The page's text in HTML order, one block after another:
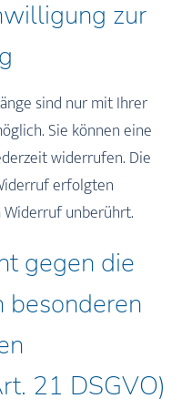
zur
sind nur mit Ihrer
Sie können eine
widerrufen. Die
erfolgten
unberührt.
gegen die
besonderen
21 DSGVO)